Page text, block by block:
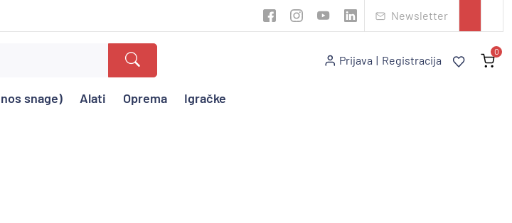
Newsletter
snage) Alati Oprema Igračke
Prijava | Registracija
0